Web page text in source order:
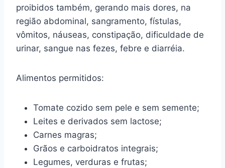
proibidos também, gerando mais dores, na
região abdominal, sangramento, fístulas,
vômitos, náuseas, constipação, dificuldade de
urinar, sangue nas fezes, febre e diarréia.
Alimentos permitidos:
Tomate cozido sem pele e sem semente;
Leites e derivados sem lactose;
Carnes magras;
Grãos e carboidratos integrais;
Legumes, verduras e frutas;